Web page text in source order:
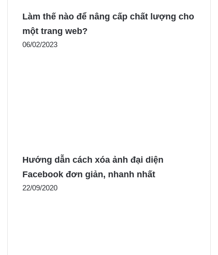
Làm thế nào để nâng cấp chất lượng cho
một trang web?
06/02/2023
Hướng dẫn cách xóa ảnh đại diện
Facebook đơn giản, nhanh nhất
22/09/2020